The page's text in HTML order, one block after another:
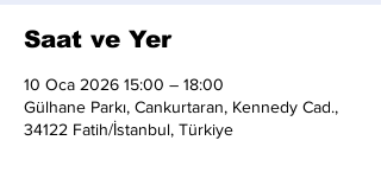
Saat ve Yer
10 Oca 2026 15:00 – 18:00
Gülhane Parkı, Cankurtaran, Kennedy Cad.,
34122 Fatih/İstanbul, Türkiye